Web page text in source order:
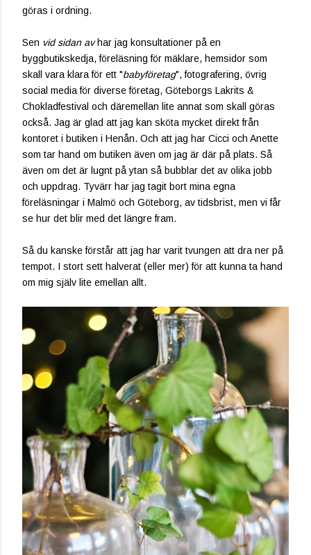
göras i ordning.
Sen vid sidan avhar jag konsultationer på en
byggbutikskedja, föreläsning för mäklare, hemsidor som
skall vara klara för ett "babyföretag", fotografering, övrig
social media för diverse företag, Göteborgs Lakrits &
Chokladfestival och däremellan lite annat som skall göras
också. Jag är glad att jag kan sköta mycket direkt från
kontoret i butiken i Henån. Och att jag har Cicci och Anette
som tar hand om butiken även om jag är där på plats. Så
även om det är lugnt på ytan så bubblar det av olika jobb
och uppdrag. Tyvärr har jag tagit bort mina egna
föreläsningar i Malmö och Göteborg, av tidsbrist, men vi får
se hur det blir med det längre fram.
Så du kanske förstår att jag har varit tvungen att dra ner på
tempot. I stort sett halverat (eller mer) för att kunna ta hand
om mig själv lite emellan allt.